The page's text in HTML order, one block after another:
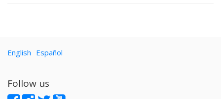
English Español
Follow us